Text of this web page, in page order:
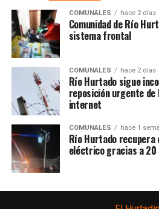
COMUNALES hace 2 días
Comunidad de Río
sistema frontal
COMUNALES hace 2 días
Río Hurtado sigue
reposición urgente
internet
COMUNALES hace 1
Río Hurtado
eléctrico gracias a 20